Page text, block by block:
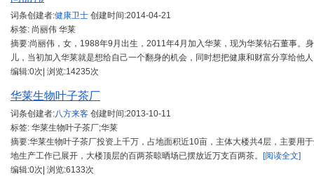
词条创建者:健康卫士 创建时间:2014-04-21
标签: 尚丽伟 华莱
摘要:尚丽伟，女，1988年9月出生，2011年4月加入华莱，现为华莱钻石董事。
儿，当初加入华莱就是想给自己一个翻身的机会，同时想把健康和财富分享给他
编辑:0次| 浏览:14235次
华莱生物叶子茶厂
词条创建者:八方来客 创建时间:2013-10-11
标签: 华莱生物叶子茶厂;华莱
摘要:华莱生物叶子茶厂投资上千万，占地面积近10亩，主体大楼共4层，主要用
地生产工作已展开，大楼顶层的百两茶晾晒场已摆放近万支百两茶。
[阅读全文]
编辑:0次| 浏览:6133次